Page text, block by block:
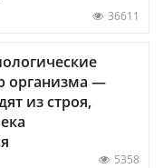
36611
организма —
из строя,
5358